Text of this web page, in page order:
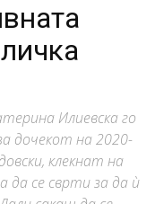
Илиевска го
дочекот на 2020-
клекнат на
да се сврти за да ѝ